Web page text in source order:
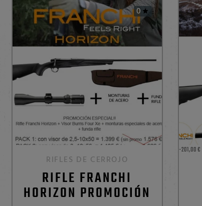
0 
RIFLES DE CERROJO
RIFLE FRANCHI
HORIZON PROMOCIÓN
-201,00 €